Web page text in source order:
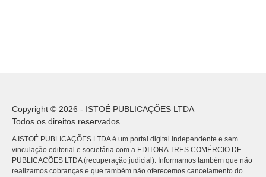
Copyright © 2026 - ISTOÉ PUBLICAÇÕES LTDA
Todos os direitos reservados.
A ISTOÉ PUBLICAÇÕES LTDA é um portal digital independente e sem
vinculação editorial e societária com a EDITORA TRES COMÉRCIO DE
PUBLICACÕES LTDA (recuperação judicial). Informamos também que não
realizamos cobranças e que também não oferecemos cancelamento do